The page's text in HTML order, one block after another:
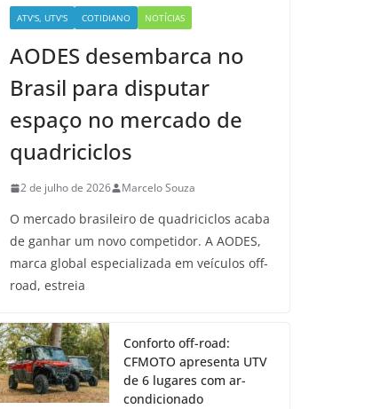
ATV'S, UTV'S COTIDIANO NOTÍCIAS
AODES desembarca no
Brasil para disputar
espaço no mercado de
quadriciclos
2 de julho de 2026 Marcelo Souza
O mercado brasileiro de quadriciclos acaba
de ganhar um novo competidor. A AODES,
marca global especializada em veículos off-
road, estreia
Conforto off-road:
CFMOTO apresenta UTV
de 6 lugares com ar-
condicionado